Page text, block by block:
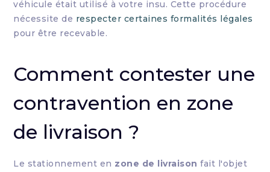
véhicule était utilisé à votre insu. Cette procédure
nécessite de respecter certaines formalités légales
pour être recevable.
Comment contester une
contravention en zone
de livraison ?
Le stationnement en zone de livraison fait l'objet